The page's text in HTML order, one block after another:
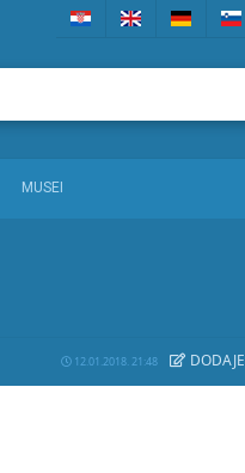
MUSEI
12.01.2018. 21:48 DODAJE